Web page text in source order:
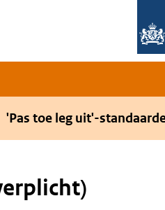
'Pas toe leg uit'-